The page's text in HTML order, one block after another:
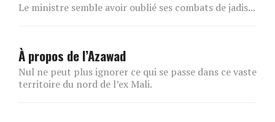
Le ministre semble avoir oublié ses combats de jadis...
À propos de l’Azawad
Nul ne peut plus ignorer ce qui se passe dans ce vaste
territoire du nord de l’ex Mali.